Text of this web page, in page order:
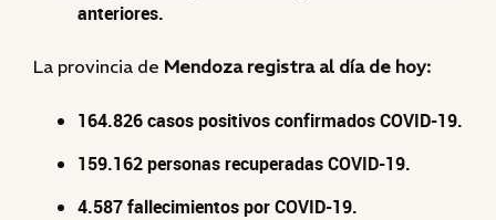
anteriores.
La provincia de Mendoza registra al día de hoy:
164.826 casos positivos confirmados COVID-19.
159.162 personas recuperadas COVID-19.
4.587 fallecimientos por COVID-19.